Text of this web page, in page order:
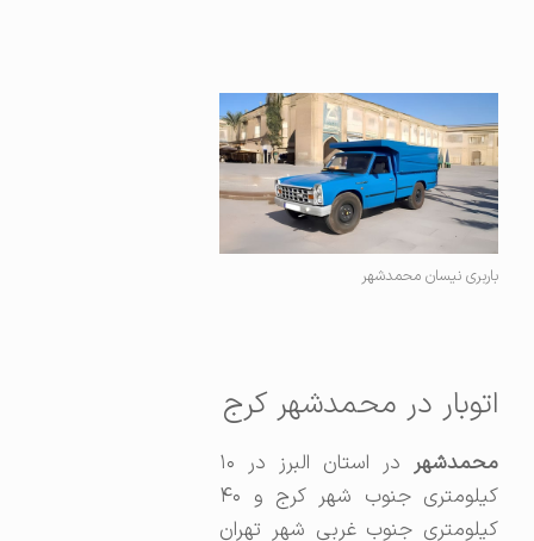
باربری نیسان محمدشهر
اتوبار در محمدشهر کرج
محمدشهر
در استان البرز در ۱۰
کیلومتری جنوب شهر کرج و ۴۰
کیلومتری جنوب غربی شهر تهران